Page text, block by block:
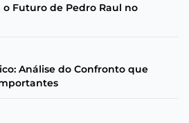
Futuro de Pedro Raul no
Análise do Confronto que